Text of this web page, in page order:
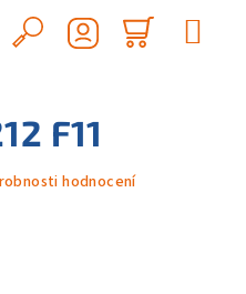
Hledat
F11
hodnocení